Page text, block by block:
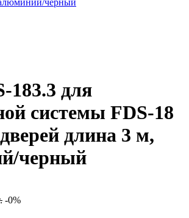
183.3 для
системы FDS-18
длина 3 м,
черный
-0%